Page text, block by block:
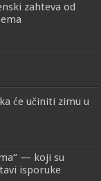
zahteva od
će učiniti zimu u
— koji su
isporuke